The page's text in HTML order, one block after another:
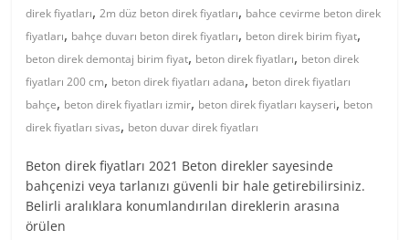
direk fiyatları,2m düz beton direk fiyatları, bahce cevirme beton direk
fiyatları, bahçe duvarı beton direk fiyatları, beton direk birim fiyat,
beton direk demontaj birim fiyat, beton direk fiyatları, beton direk
fiyatları 200 cm, beton direk fiyatları adana, beton direk fiyatları
bahçe, beton direk fiyatları izmir, beton direk fiyatları kayseri, beton
direk fiyatları sivas, beton duvar direk fiyatları
Beton direk fiyatları 2021 Beton direkler sayesinde
bahçenizi veya tarlanızı güvenli bir hale getirebilirsiniz.
Belirli aralıklara konumlandırılan direklerin arasına
örülen